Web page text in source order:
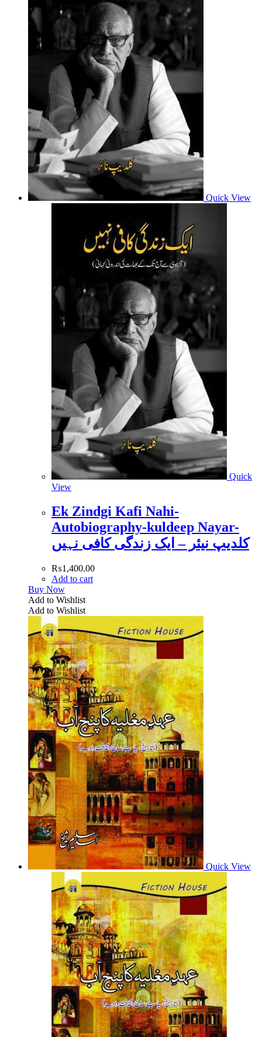
Quick View
Quick
View
Ek Zindgi Kafi Nahi-
Autobiography-kuldeep Nayar-
کلدیپ نیئر – ایک زندگی کافی نہیں
₨1,400.00
Add to cart
Buy Now
Add to Wishlist
Add to Wishlist
Quick View